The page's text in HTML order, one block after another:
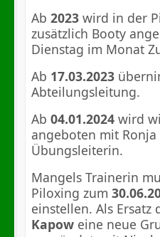
Ab 2023wird in der
zusätzlich Booty
Dienstag im Monat
Ab 17.03.2023
Abteilungsleitung.
Ab 04.01.2024 wird
angeboten mit Ronja
Übungsleiterin.
Mangels Trainerin
Piloxing zum
einstellen. Als
Kapow eine neue